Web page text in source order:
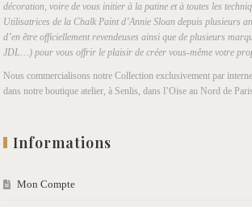
décoration, voire de vous initier à la patine et à toutes les
Utilisatrices de la Chalk Paint d’Annie Sloan depuis plusieurs
d’en être officiellement revendeuses ainsi que de plusieurs
JDL…) pour vous offrir le plaisir de créer vous-même votre
Nous commercialisons notre Collection exclusivement par
dans notre boutique atelier, à Senlis, dans l’Oise au Nord de
Informations
Mon Compte